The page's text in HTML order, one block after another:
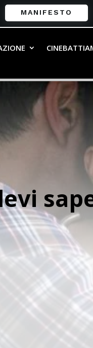
MANIFESTO